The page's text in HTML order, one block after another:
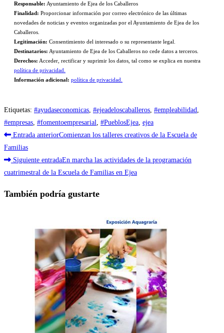
Responsable: Ayuntamiento de Ejea de los Caballeros
Finalidad: Proporcionar información por correo electrónico de las últimas
novedades de noticias y eventos organizadas por el Ayuntamiento de Ejea de los
Caballeros.
Legitimación: Consentimiento del interesado o su representante legal.
Destinatarios: Ayuntamiento de Ejea de los Caballeros no cede datos a terceros.
Derechos: Acceder, rectificar y suprimir los datos, tal como se explica en nuestra
política de privacidad.
Información adicional: política de privacidad.
Etiquetas: #ayudaseconomicas #ejeadeloscaballeros #empleabilidad
#empresas #fomentoempresarial #PueblosEjea ejea
Leer
más
artículos
Entrada anteriorComienzan los talleres creativos de la Escuela de
Familias
Siguiente entradaEn marcha las actividades de la programación
cuatrimestral de la Escuela de Familias en Ejea
También podría gustarte